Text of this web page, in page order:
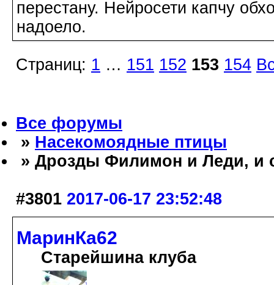
перестану. Нейросети капчу
надоело.
Страниц: 1 … 151 152 153 154
Все форумы
» Насекомоядные птицы
» Дрозды Филимон и Леди, и
#3801 2017-06-17 23:52:48
МаринКа62
Старейшина клуба